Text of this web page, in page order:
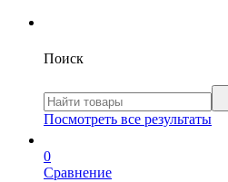
Поиск
Посмотреть все результаты
0
Сравнение